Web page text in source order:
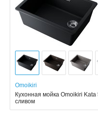
Omoikiri
Кухонная мойка Omoikiri
сливом